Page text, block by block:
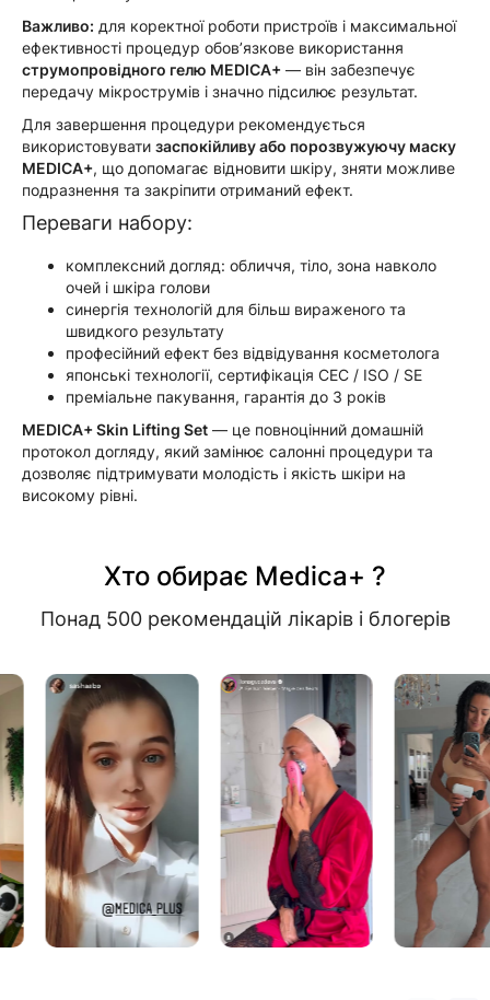
Важливо: для коректної роботи пристроїв і максимальної
ефективності процедур обов’язкове використання
струмопровідного гелю MEDICA+ — він забезпечує
передачу мікрострумів і значно підсилює результат.
Для завершення процедури рекомендується
використовувати заспокійливу або порозвужуючу маску
MEDICA+, що допомагає відновити шкіру, зняти можливе
подразнення та закріпити отриманий ефект.
Переваги набору:
комплексний догляд: обличчя, тіло, зона навколо
очей і шкіра голови
синергія технологій для більш вираженого та
швидкого результату
професійний ефект без відвідування косметолога
японські технології, сертифікація СЕС / ISO / SE
преміальне пакування, гарантія до 3 років
MEDICA+ Skin Lifting Set — це повноцінний домашній
протокол догляду, який замінює салонні процедури та
дозволяє підтримувати молодість і якість шкіри на
високому рівні.
Хто обирає Medica+ ?
Понад 500 рекомендацій лікарів і блогерів